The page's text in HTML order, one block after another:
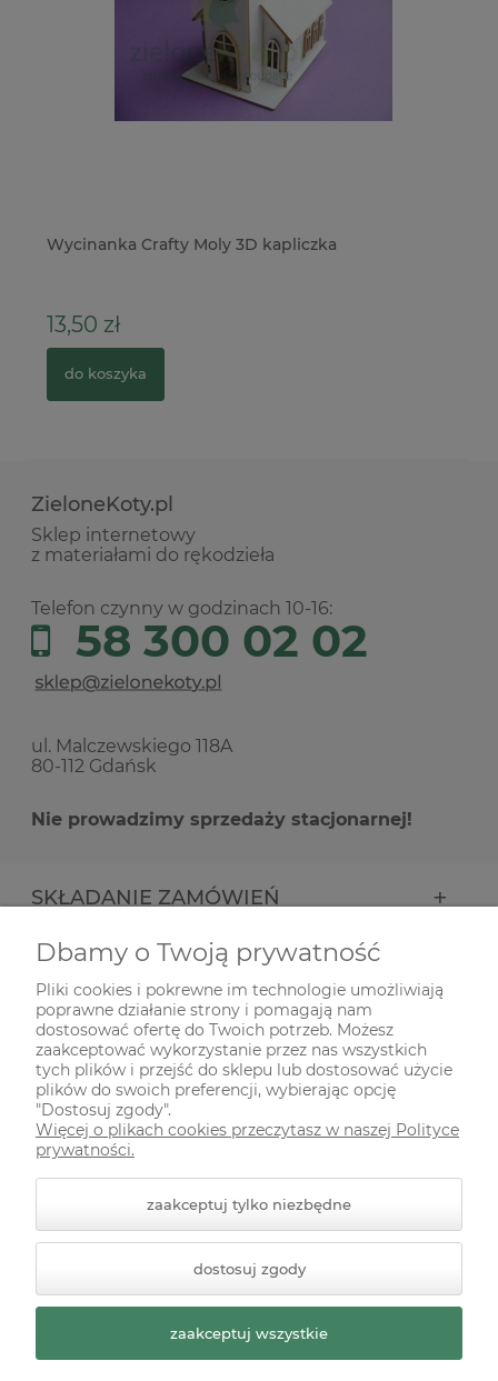
Wycinanka Crafty Moly 3D kapliczka
13,50 zł
do koszyka
ZieloneKoty.pl
Sklep internetowy
z materiałami do rękodzieła
Telefon czynny w godzinach 10-16:
58 300 02 02
ul. Malczewskiego 118A
80-112 Gdańsk
Nie prowadzimy sprzedaży stacjonarnej!
SKŁADANIE ZAMÓWIEŃ
INFORMACJE
ODWIEDŹ NAS NA
Styl graficzny ShopGadget.pl
Sklep internetowy Shoper
Premium
Dbamy o Twoją prywatność
Pliki cookies i pokrewne im technologie umożliwiają
poprawne działanie strony i pomagają nam
dostosować ofertę do Twoich potrzeb. Możesz
zaakceptować wykorzystanie przez nas wszystkich
tych plików i przejść do sklepu lub dostosować użycie
plików do swoich preferencji, wybierając opcję
"Dostosuj zgody".
Więcej o plikach cookies przeczytasz w naszej Polityce
prywatności.
zaakceptuj tylko niezbędne
dostosuj zgody
zaakceptuj wszystkie